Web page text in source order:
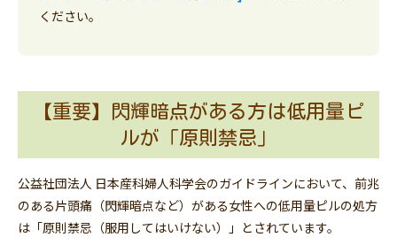
ください。
【重要】閃輝暗点がある方は低用量ピ
ルが「原則禁忌」
公益社団法人 日本産科婦人科学会のガイドラインにおいて、前兆
のある片頭痛（閃輝暗点など）がある女性への低用量ピルの処方
は「原則禁忌（服用してはいけない）」とされています。